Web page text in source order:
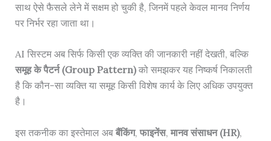
साथ ऐसे फैसले लेने में सक्षम हो चुकी है, जिनमें पहले केवल मानव निर्णय
पर निर्भर रहा जाता था।
AI सिस्टम अब सिर्फ किसी एक व्यक्ति की जानकारी नहीं देखती, बल्कि
समूह के पैटर्न (Group Pattern)को समझकर यह निष्कर्ष निकालती
है कि कौन-सा व्यक्ति या समूह किसी विशेष कार्य के लिए अधिक उपयुक्त
है।
इस तकनीक का इस्तेमाल अब बैंकिंग, फाइनेंस, मानव संसाधन (HR),